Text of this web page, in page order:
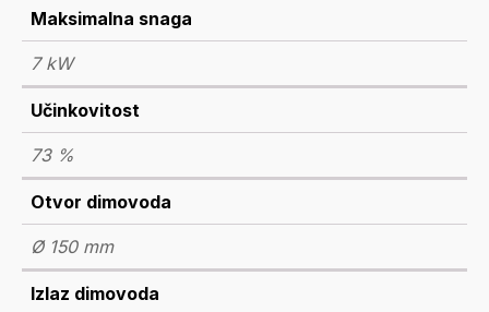
Maksimalna snaga
7 kW
Učinkovitost
73 %
Otvor dimovoda
Ø 150 mm
Izlaz dimovoda